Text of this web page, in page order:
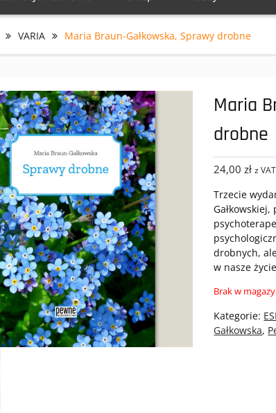
VARIA Maria Braun-Gałkowska, Sprawy drobne
Maria
drobne
24,00zł z VAT
Trzecie
drobnych,
w nasze
Brak w
Kategorie:
Gałkowska,